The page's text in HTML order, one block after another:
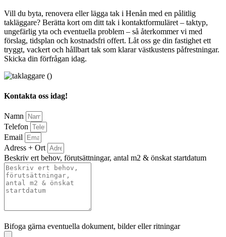
Vill du byta, renovera eller lägga tak i Henån med en pålitlig
takläggare? Berätta kort om ditt tak i kontaktformuläret – taktyp,
ungefärlig yta och eventuella problem – så återkommer vi med
förslag, tidsplan och kostnadsfri offert. Låt oss ge din fastighet ett
tryggt, vackert och hållbart tak som klarar västkustens påfrestningar.
Skicka din förfrågan idag.
Kontakta oss idag!
Namn
Telefon
Email
Adress + Ort
Beskriv ert behov, förutsättningar, antal m2 & önskat startdatum
Bifoga gärna eventuella dokument, bilder eller ritningar